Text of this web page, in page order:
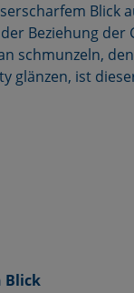
Blick
Beziehung der
schmunzeln,
glänzen, ist
Blick